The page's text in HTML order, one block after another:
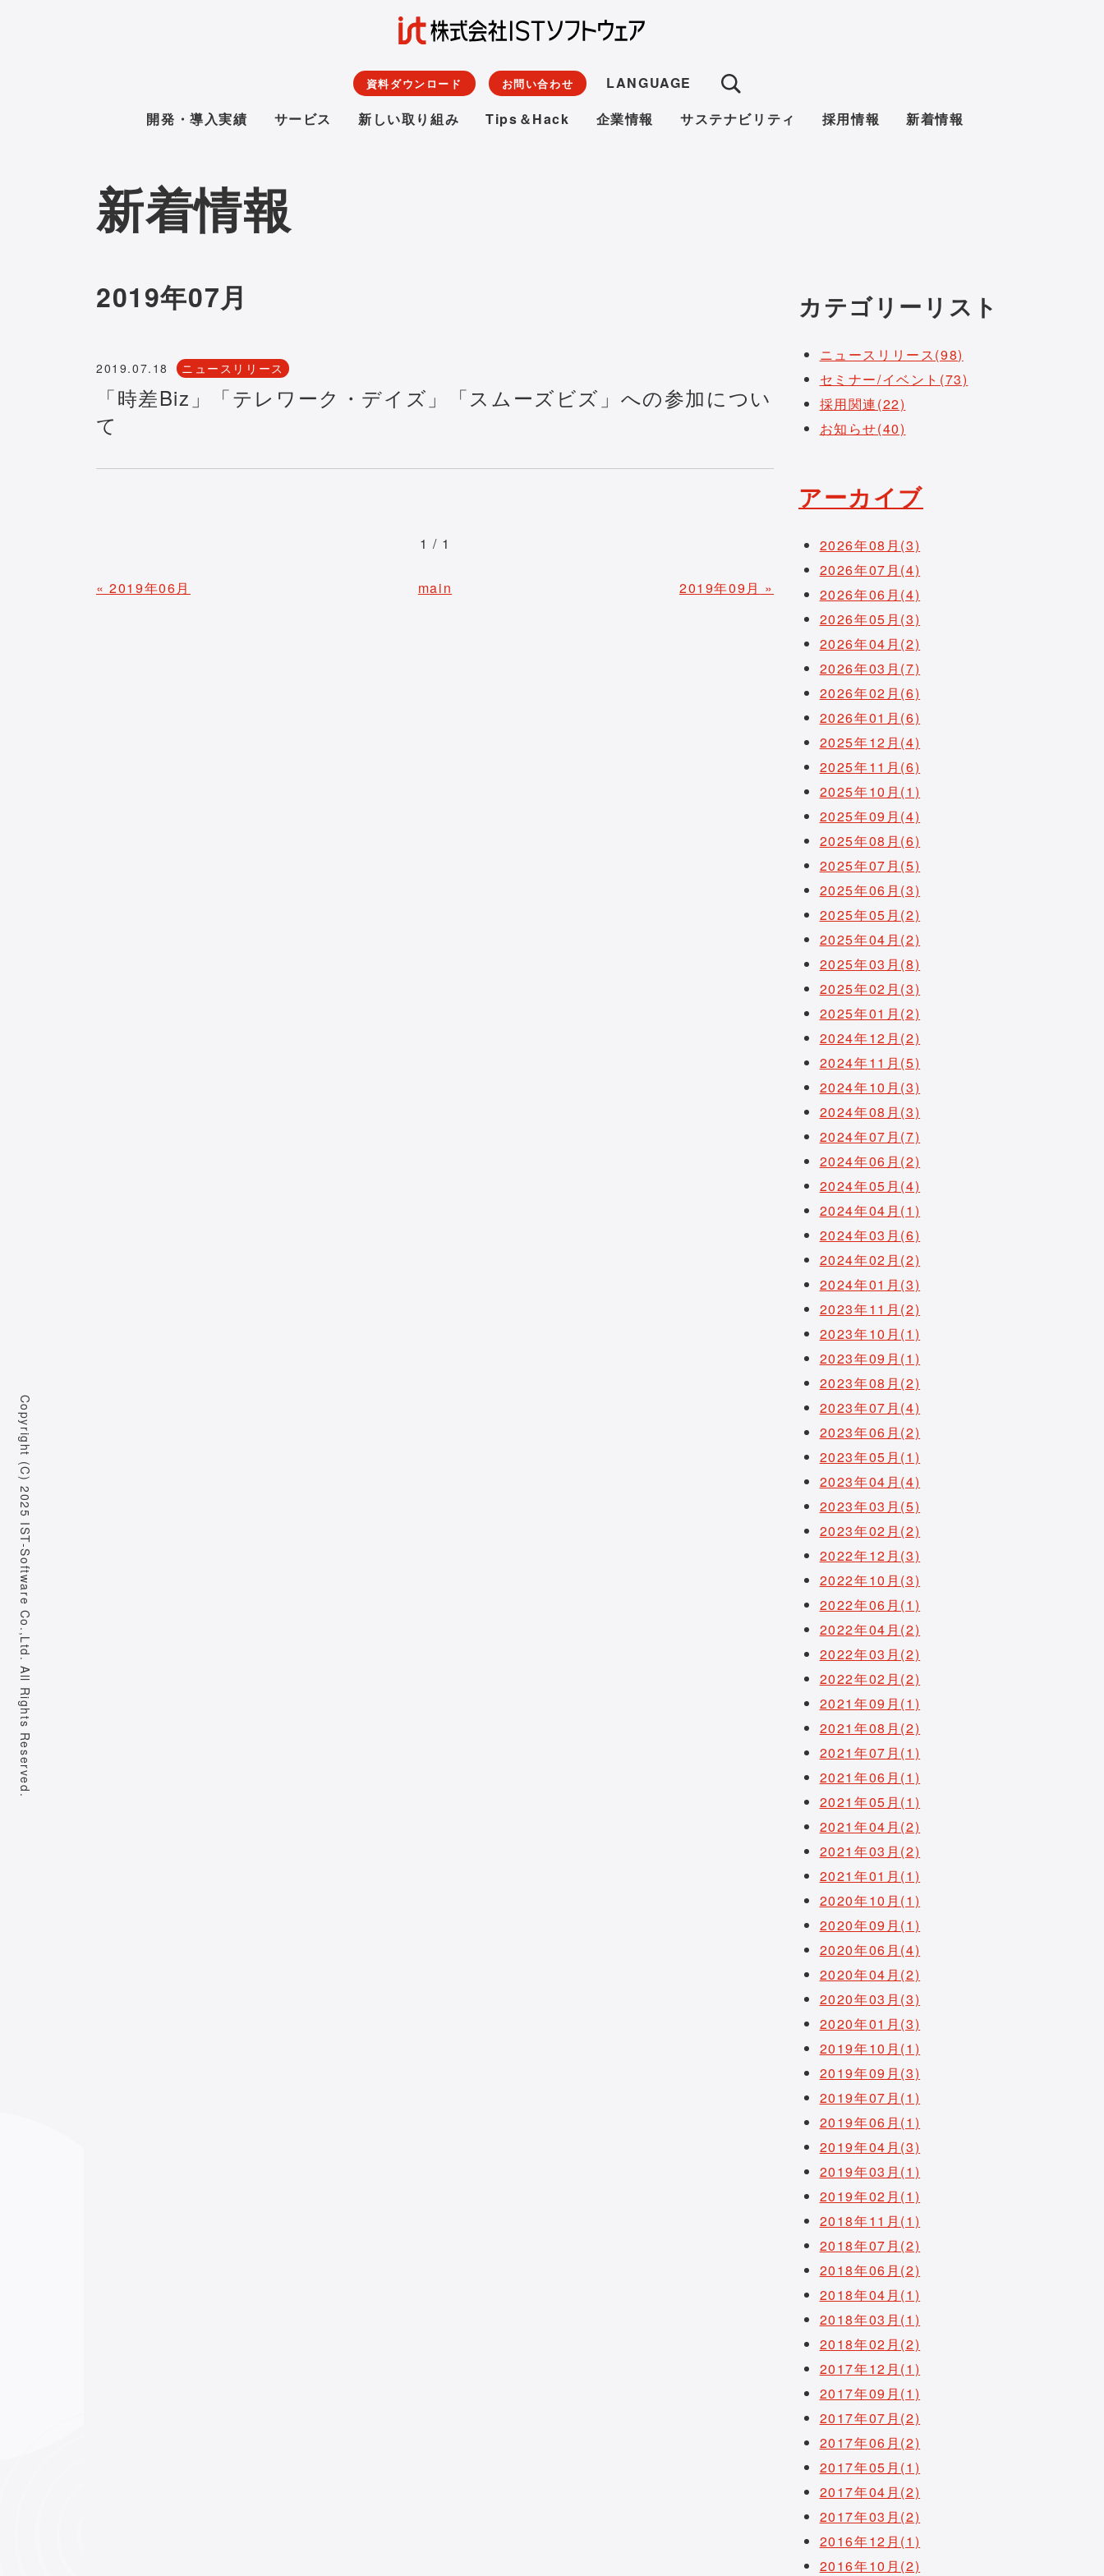
資料ダウンロード お問い合わせ
LANGUAGE
開発・導入実績
サービス 新しい取り組み Tips＆Hack 企業情報 サステナビリティ 採用情報 新着情報
新着情報
2019年07月
2019.07.18 ニュースリリース
「時差Biz」「テレワーク・デイズ」「スムーズビズ」への参加につい
て
1 / 1
«2019年06月 main 2019年09月 »
カテゴリーリスト
ニュースリリース(98)
セミナー/イベント(73)
採用関連(22)
お知らせ(40)
アーカイブ
2026年08月(3)
2026年07月(4)
2026年06月(4)
2026年05月(3)
2026年04月(2)
2026年03月(7)
2026年02月(6)
2026年01月(6)
2025年12月(4)
2025年11月(6)
2025年10月(1)
2025年09月(4)
2025年08月(6)
2025年07月(5)
2025年06月(3)
2025年05月(2)
2025年04月(2)
2025年03月(8)
2025年02月(3)
2025年01月(2)
2024年12月(2)
2024年11月(5)
2024年10月(3)
2024年08月(3)
2024年07月(7)
2024年06月(2)
2024年05月(4)
2024年04月(1)
2024年03月(6)
2024年02月(2)
2024年01月(3)
2023年11月(2)
2023年10月(1)
2023年09月(1)
2023年08月(2)
2023年07月(4)
2023年06月(2)
2023年05月(1)
2023年04月(4)
2023年03月(5)
2023年02月(2)
2022年12月(3)
2022年10月(3)
2022年06月(1)
2022年04月(2)
2022年03月(2)
2022年02月(2)
2021年09月(1)
2021年08月(2)
2021年07月(1)
2021年06月(1)
2021年05月(1)
2021年04月(2)
2021年03月(2)
2021年01月(1)
2020年10月(1)
2020年09月(1)
2020年06月(4)
2020年04月(2)
2020年03月(3)
2020年01月(3)
2019年10月(1)
2019年09月(3)
2019年07月(1)
2019年06月(1)
2019年04月(3)
2019年03月(1)
2019年02月(1)
2018年11月(1)
2018年07月(2)
2018年06月(2)
2018年04月(1)
2018年03月(1)
2018年02月(2)
2017年12月(1)
2017年09月(1)
2017年07月(2)
2017年06月(2)
2017年05月(1)
2017年04月(2)
2017年03月(2)
2016年12月(1)
2016年10月(2)
Copyright (C) 2025 IST-Software Co.,Ltd. All Rights Reserved.